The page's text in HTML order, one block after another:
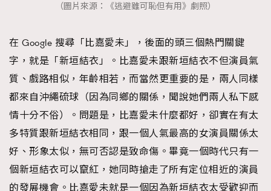
AFrenchMind
DressLikeAParisienne
EmpowerF
FashionWeek FigaroAesthetic
（圖片來源：《逃避雖可恥但有用》劇照）
在 Google 搜尋「比嘉愛未」，後面的頭三個熱門關鍵
字，就是「新垣結衣」。比嘉愛未跟新垣結衣不但演員氣
質、戲路相似，年齡相若，而當然更重要的是，兩人同樣
都來自沖繩硫球（因為同鄉的關係，聞說她們兩人私下感
情十分不俗）。問題是，比嘉愛未什麼都好，卻實在有太
多特質跟新垣結衣相同，跟一個人氣最高的女演員關係太
好、形象太似，無可否認是致命傷。畢竟一個時代只有一
個新垣結衣可以竄紅，她同時搶走了所有定位相近的演員
的發展機會。比嘉愛未就是一個因為新垣結衣太受歡迎而